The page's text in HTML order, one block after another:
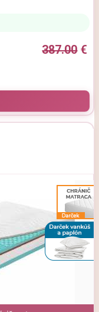
387.00€